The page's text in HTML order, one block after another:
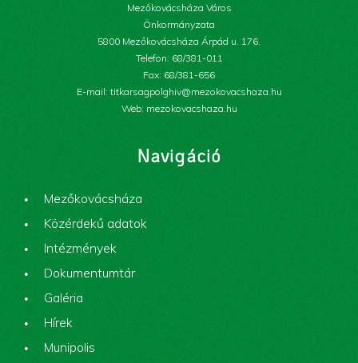
Mezőkovácsháza Város
Önkormányzata
5800 Mezőkovácsháza Árpád u. 176.
Telefon: 68/381-011
Fax: 68/381-656
E-mail: titkarsagpolghiv@mezokovacshaza.hu
Web: mezokovacshaza.hu
Navigáció
Mezőkovácsháza
Közérdekű adatok
Intézmények
Dokumentumtár
Galéria
Hírek
Munipolis